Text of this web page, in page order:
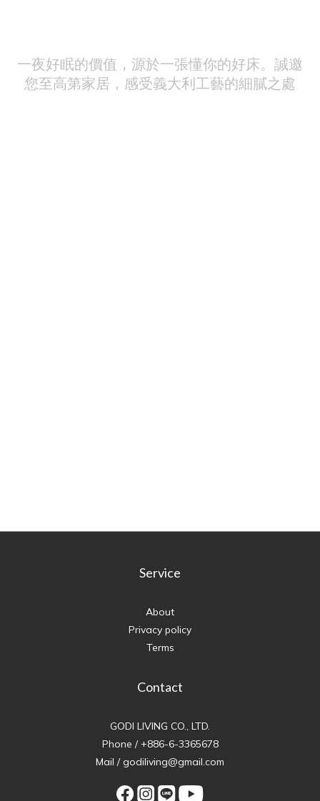
一夜好眠的價值，源於一張懂你的好床。誠邀
您至高第家居，感受義大利工藝的細膩之處
Service
About
Privacy policy
Terms
Contact
GODI LIVING CO., LTD.
Phone / +886-6-3365678
Mail / godiliving@gmail.com